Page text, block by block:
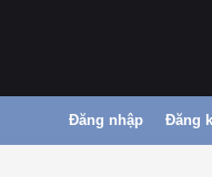
Đăng nhập Đăng